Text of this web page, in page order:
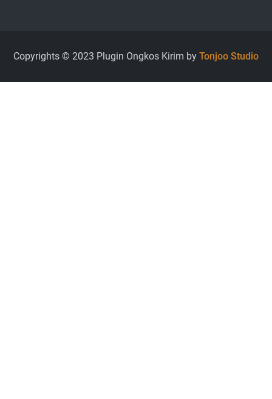
Copyrights © 2023 Plugin Ongkos Kirim by Tonjoo Studio